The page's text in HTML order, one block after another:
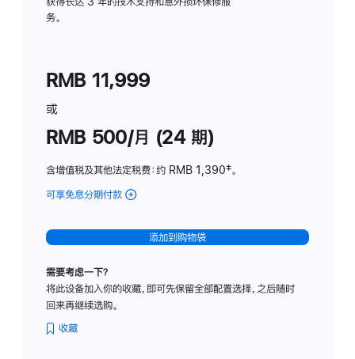
务。
RMB 11,999
或
RMB 500/月 (24 期)
含增值税及其他法定税费：约 RMB 1,390脚
‡。
可享免息分期付款 (Studio
-
标
璃
添加到购物袋
需要考虑一下？
将此设备加入你的收藏，即可先保留全部配置选择，之后随时
回来再继续选购。
收藏